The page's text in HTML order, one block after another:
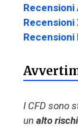
Recensioni
Recensioni
Recensioni
I CFD sono
un alto